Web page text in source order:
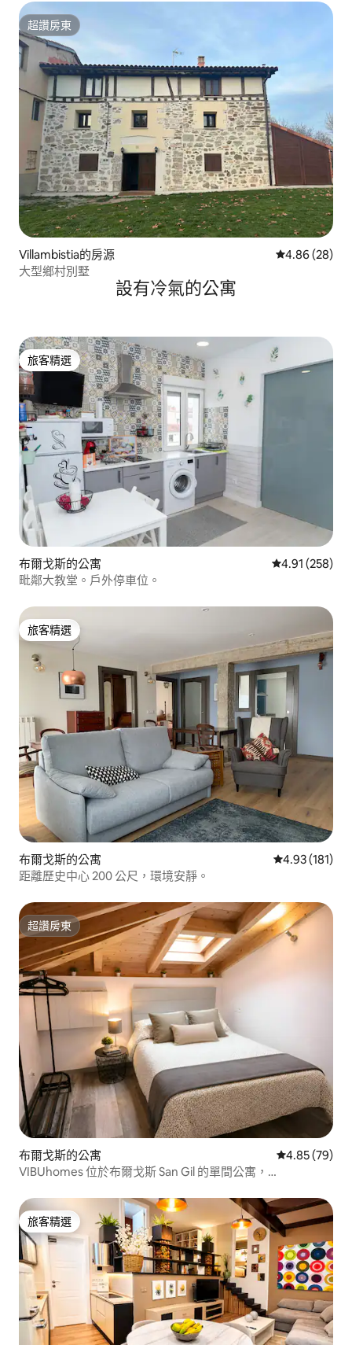
超讚房東
超讚房東
Villambistia的房源 從 28 則評價
4.86 (28)
大型鄉村別墅
設有冷氣的公寓
旅客精選
旅客精選
布爾戈斯的公寓 從 258 則評價
4.91 (258)
毗鄰大教堂。戶外停車位。
旅客精選
旅客精選
布爾戈斯的公寓 從 181 則評價
4.93 (181)
距離歷史中心 200 公尺，環境安靜。
超讚房東
超讚房東
布爾戈斯的公寓 從 79 則評價
4.85 (79)
VIBUhomes 位於布爾戈斯 San Gil 的單間公寓，
旅客精選
旅客精選